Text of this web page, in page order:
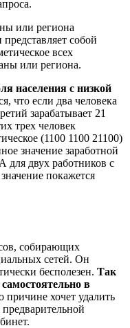
или региона
собой
всех
или региона.
населения с низкой
что если два человека
зарабатывает 21
трех человек
(1100 1100 21100)
значение заработной
для двух работников с
покажется
собирающих
сетей. Он
бесполезен. Так
в
причине хочет удалить